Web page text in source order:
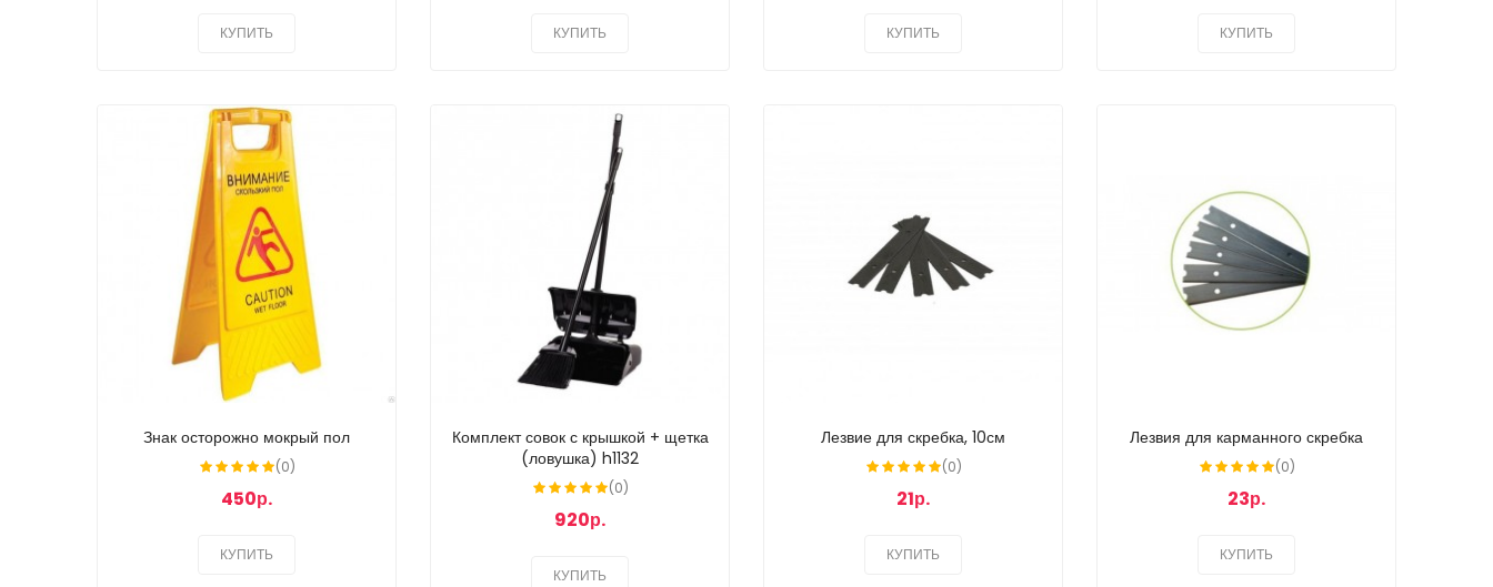
КУПИТЬ КУПИТЬ КУПИТЬ КУПИТЬ
Знак осторожно мокрый пол
(0)
450р.
КУПИТЬ
Комплект совок с крышкой + щетка
(ловушка) h1132
(0)
920р.
КУПИТЬ
Лезвие для скребка, 10см
(0)
21р.
КУПИТЬ
Лезвия для карманного скребка
(0)
23р.
КУПИТЬ